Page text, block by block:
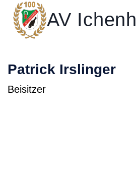
Zum
Inhalt
springen
AV
Patrick Irslinger
Beisitzer